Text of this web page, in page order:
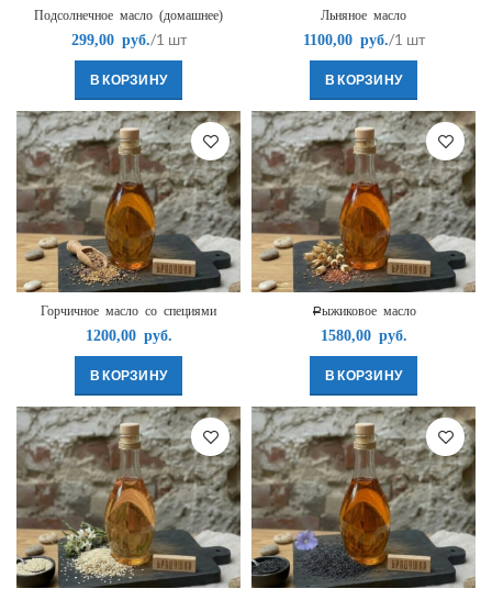
Подсолнечное масло (домашнее)
299,00руб. /1 шт
В КОРЗИНУ
Льняное масло
1100,00руб. /1 шт
В КОРЗИНУ
Горчичное масло со специями
1200,00руб.
В КОРЗИНУ
Рыжиковое масло
1580,00руб.
В КОРЗИНУ